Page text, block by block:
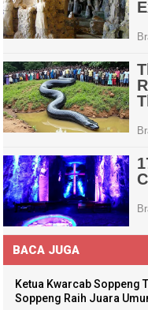
BACA JUGA
Ketua Kwarcab Soppeng
Soppeng Raih Juara